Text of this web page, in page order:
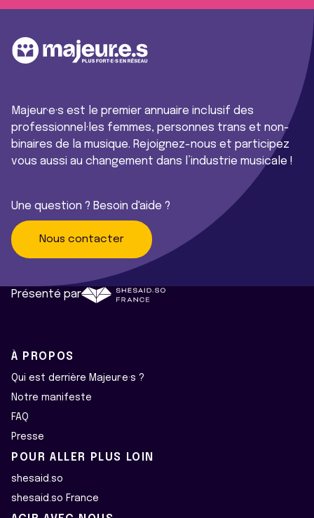
Majeur·e·s est le premier annuaire inclusif des
professionnel·les femmes, personnes trans et non-
binaires de la musique. Rejoignez-nous et participez
vous aussi au changement dans l’industrie musicale !
Une question ? Besoin d'aide ?
Nous contacter
Présenté par
À PROPOS
Qui est derrière Majeur·e·s ?
Notre manifeste
FAQ
Presse
POUR ALLER PLUS LOIN
shesaid.so
shesaid.so France